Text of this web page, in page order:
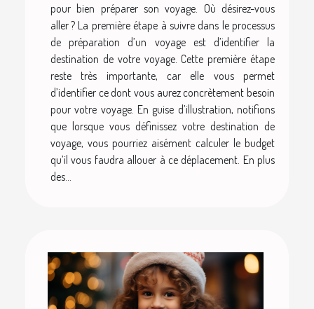
pour bien préparer son voyage. Où désirez-vous
aller ? La première étape à suivre dans le processus
de préparation d’un voyage est d’identifier la
destination de votre voyage. Cette première étape
reste très importante, car elle vous permet
d’identifier ce dont vous aurez concrètement besoin
pour votre voyage. En guise d’illustration, notifions
que lorsque vous définissez votre destination de
voyage, vous pourriez aisément calculer le budget
qu’il vous faudra allouer à ce déplacement. En plus
des...